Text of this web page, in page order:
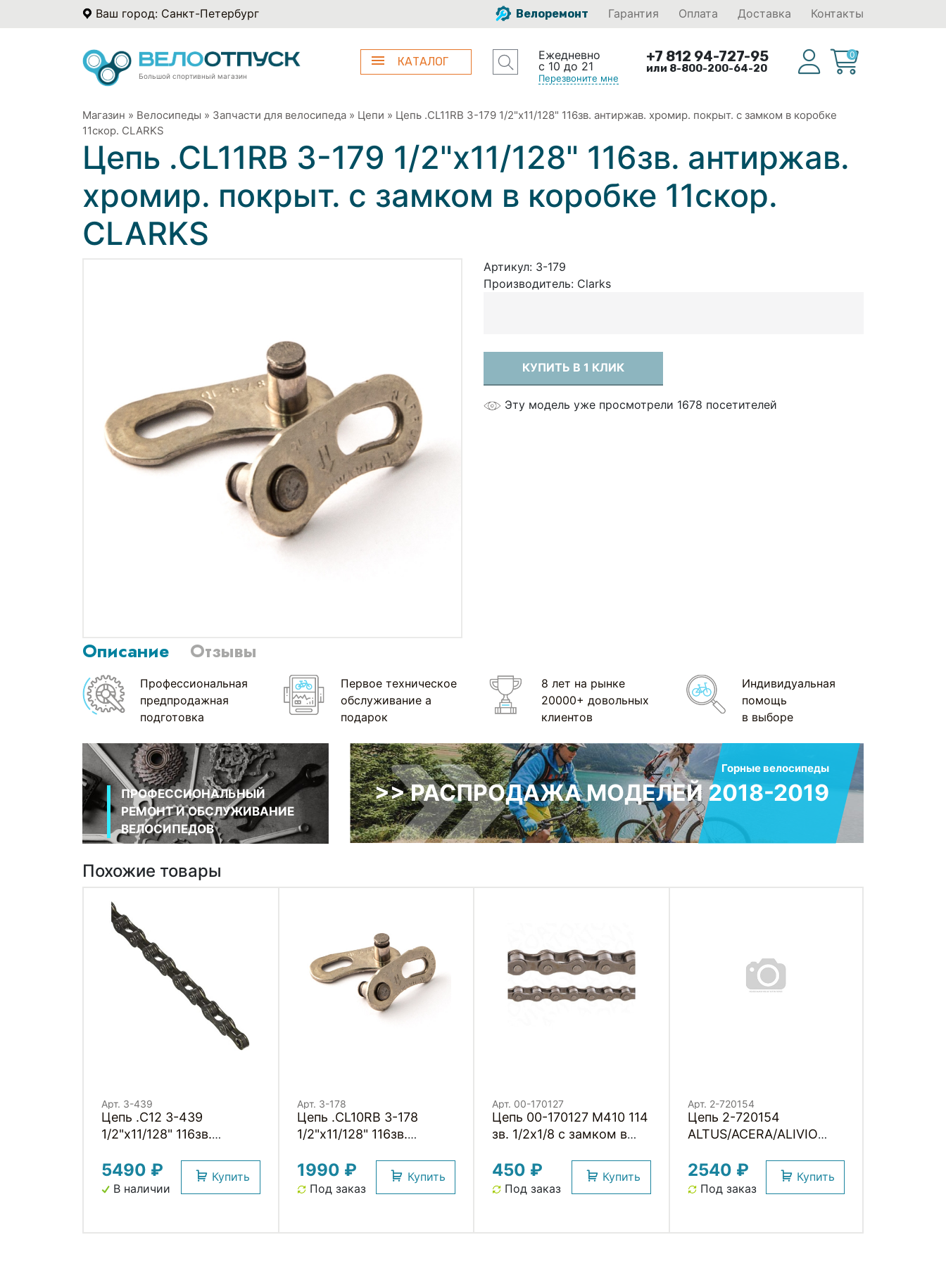
Ваш город: Санкт-Петербург Велоремонт Гарантия Оплата Доставка Контакты
Большой спортивный магазин
КАТАЛОГ
Ежедневно
с 10 до 21
Перезвоните мне
+7 812 94-727-95
или 8-800-200-64-20
0
Магазин » Велосипеды » Запчасти для велосипеда » Цепи » Цепь .CL11RB 3-179 1/2"x11/128" 116зв. антиржав. хромир. покрыт. с замком в коробке
11скор. CLARKS
Цепь .CL11RB 3-179 1/2"x11/128" 116зв. антиржав.
хромир. покрыт. с замком в коробке 11скор.
CLARKS
Артикул: 3-179
Производитель: Clarks
КУПИТЬ В 1 КЛИК
Эту модель уже просмотрели 1678 посетителей
Описание Отзывы
Профессиональная
предпродажная
подготовка
Первое техническое
обслуживание а
подарок
8 лет на рынке
20000+ довольных
клиентов
Индивидуальная
помощь
в выборе
ПРОФЕССИОНАЛЬНЫЙ
РЕМОНТ И ОБСЛУЖИВАНИЕ
ВЕЛОСИПЕДОВ
Горные велосипеды
>> РАСПРОДАЖА МОДЕЛЕЙ 2018-2019
Похожие товары
Арт. 3-439
Цепь .C12 3-439
1/2"x11/128" 116зв.
замком в коробке
12скор. CLARKS
5490 ₽
В наличии
Купить
Арт. 3-178
Цепь .CL10RB 3-178
1/2"x11/128" 116зв.
покрыт. с замком в
коробке 10скор. CLARKS
1990 ₽
Под заказ
Купить
Арт. 00-170127
Цепь 00-170127 M410 114
зв. 1/2х1/8 с замком в
450 ₽
Под заказ
Купить
Арт. 2-720154
Цепь 2-720154
ALTUS/ACERA/ALIVIO
звеньев, с замком,
ECNHG40116Q Китай
2540 ₽
Под заказ
Купить